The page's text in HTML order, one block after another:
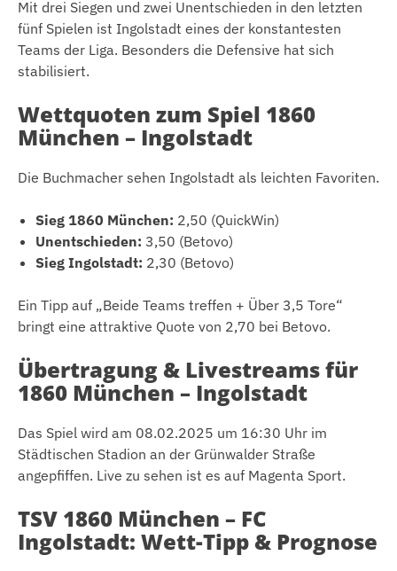
Mit drei Siegen und zwei Unentschieden in den letzten
fünf Spielen ist Ingolstadt eines der konstantesten
Teams der Liga. Besonders die Defensive hat sich
stabilisiert.
Wettquoten zum Spiel 1860
München – Ingolstadt
Die Buchmacher sehen Ingolstadt als leichten Favoriten.
Sieg 1860 München: 2,50 (QuickWin)
Unentschieden: 3,50 (Betovo)
Sieg Ingolstadt: 2,30 (Betovo)
Ein Tipp auf „Beide Teams treffen + Über 3,5 Tore“
bringt eine attraktive Quote von 2,70 bei Betovo.
Übertragung & Livestreams für
1860 München – Ingolstadt
Das Spiel wird am 08.02.2025 um 16:30 Uhr im
Städtischen Stadion an der Grünwalder Straße
angepfiffen. Live zu sehen ist es auf Magenta Sport.
TSV 1860 München – FC
Ingolstadt: Wett-Tipp & Prognose